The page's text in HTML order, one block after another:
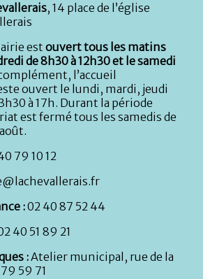
, 14 place de l’église
estouvert tous les matins
de 8h30 à 12h30 et le samedi
l’accueil
ouvert le lundi, mardi, jeudi
à 17h. Durant la période
est fermé tous les samedis de
79 10 12
:02 40 87 52 44
40 51 89 21
:Atelier municipal, rue de la
59 71